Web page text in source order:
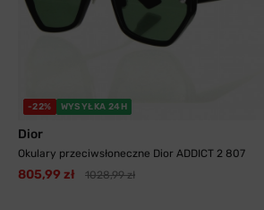
-22% WYSYŁKA 24H
Dior
Okulary przeciwsłoneczne Dior ADDICT 2 807
805,99 zł 1028,99 zł